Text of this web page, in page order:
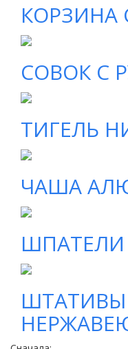
КОРЗИНА
СОВОК С
ТИГЕЛЬ
ЧАША
ШПАТЕЛИ
ШТАТИВЫ